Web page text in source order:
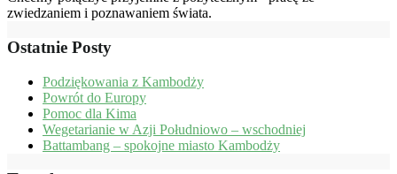
zwiedzaniem i poznawaniem świata.
Ostatnie Posty
Podziękowania z Kambodży
Powrót do Europy
Pomoc dla Kima
Wegetarianie w Azji Południowo – wschodniej
Battambang – spokojne miasto Kambodży